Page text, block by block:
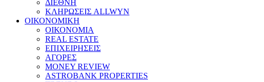
ΔΙΕΘΝΗ
ΚΛΗΡΩΣΕΙΣ ALLWYN
ΟΙΚΟΝΟΜΙΚΗ
ΟΙΚΟΝΟΜΙΑ
REAL ESTATE
ΕΠΙΧΕΙΡΗΣΕΙΣ
ΑΓΟΡΕΣ
MONEY REVIEW
ASTROBANK PROPERTIES